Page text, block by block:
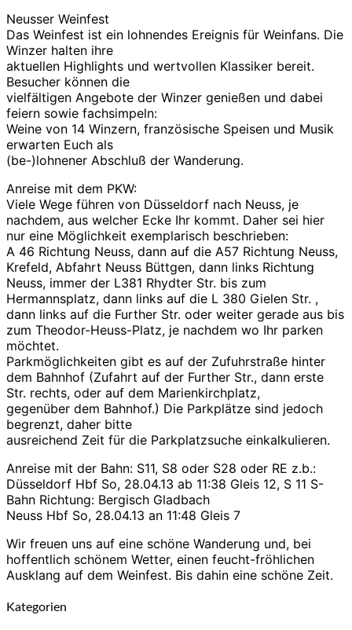
Neusser Weinfest
Das Weinfest ist ein lohnendes Ereignis für Weinfans. Die
Winzer halten ihre
aktuellen Highlights und wertvollen Klassiker bereit.
Besucher können die
vielfältigen Angebote der Winzer genießen und dabei
feiern sowie fachsimpeln:
Weine von 14 Winzern, französische Speisen und Musik
erwarten Euch als
(be-)lohnener Abschluß der Wanderung.
Anreise mit dem PKW:
Viele Wege führen von Düsseldorf nach Neuss, je
nachdem, aus welcher Ecke Ihr kommt. Daher sei hier
nur eine Möglichkeit exemplarisch beschrieben:
A 46 Richtung Neuss, dann auf die A57 Richtung Neuss,
Krefeld, Abfahrt Neuss Büttgen, dann links Richtung
Neuss, immer der L381 Rhydter Str. bis zum
Hermannsplatz, dann links auf die L 380 Gielen Str. ,
dann links auf die Further Str. oder weiter gerade aus bis
zum Theodor-Heuss-Platz, je nachdem wo Ihr parken
möchtet.
Parkmöglichkeiten gibt es auf der Zufuhrstraße hinter
dem Bahnhof (Zufahrt auf der Further Str., dann erste
Str. rechts, oder auf dem Marienkirchplatz,
gegenüber dem Bahnhof.) Die Parkplätze sind jedoch
begrenzt, daher bitte
ausreichend Zeit für die Parkplatzsuche einkalkulieren.
Anreise mit der Bahn: S11, S8 oder S28 oder RE z.b.:
Düsseldorf Hbf So, 28.04.13 ab 11:38 Gleis 12, S 11 S-
Bahn Richtung: Bergisch Gladbach
Neuss Hbf So, 28.04.13 an 11:48 Gleis 7
Wir freuen uns auf eine schöne Wanderung und, bei
hoffentlich schönem Wetter, einen feucht-fröhlichen
Ausklang auf dem Weinfest. Bis dahin eine schöne Zeit.
Kategorien